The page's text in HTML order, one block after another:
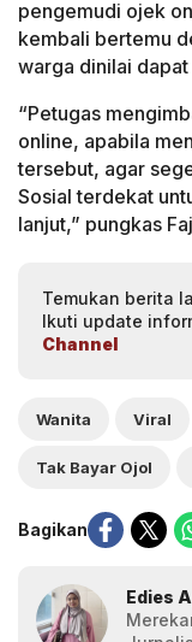
pengemudi ojek
kembali bertemu
warga dinilai
“Petugas
online, apabila
tersebut, agar
Sosial terdekat
lanjut,” pungkas
Temukan berita
Ikuti update
Channel
Wanita Viral
Tak Bayar Ojol
Bagikan
Edies